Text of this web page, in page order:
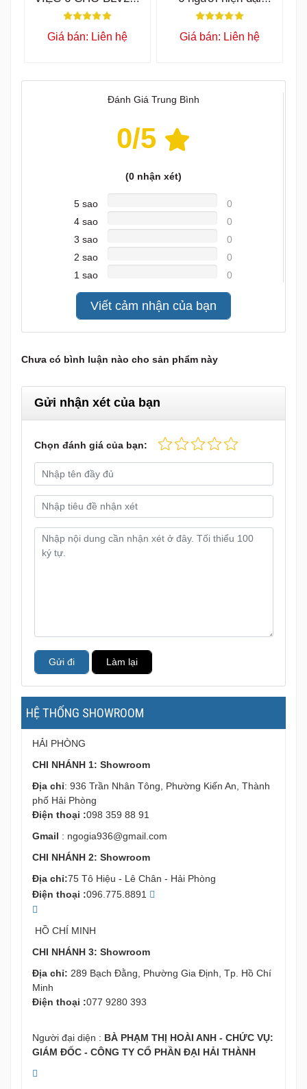
M
Giá bán: Liên hệ
LUX054
Giá bán: Liên hệ
Đánh Giá Trung Bình
0/5
(0nhận xét)
5 sao
0
4 sao
0
3 sao
0
2 sao
0
1 sao
0
Viết cảm nhận của bạn
Chưa có bình luận nào cho sản phẩm này
Gửi nhận xét của bạn
Chọn đánh giá của bạn:
Gửi đi Làm lại
HỆ THỐNG SHOWROOM
HẢI PHÒNG
CHI NHÁNH 1: Showroom
Địa chỉ: 936 Trần Nhân Tông, Phường Kiến An, Thành
phố Hải Phòng
Điện thoại :098 359 88 91
Gmail : ngogia936@gmail.com
CHI NHÁNH 2: Showroom
Địa chỉ:75 Tô Hiệu - Lê Chân - Hải Phòng
Điện thoại :096.775.8891
HỒ CHÍ MINH
CHI NHÁNH 3: Showroom
Địa chỉ: 289 Bạch Đằng, Phường Gia Định, Tp. Hồ Chí
Minh
Điện thoại :077 9280 393
Người đại diện : BÀ PHẠM THỊ HOÀI ANH - CHỨC VỤ:
GIÁM ĐỐC - CÔNG TY CỔ PHẦN ĐẠI HẢI THÀNH